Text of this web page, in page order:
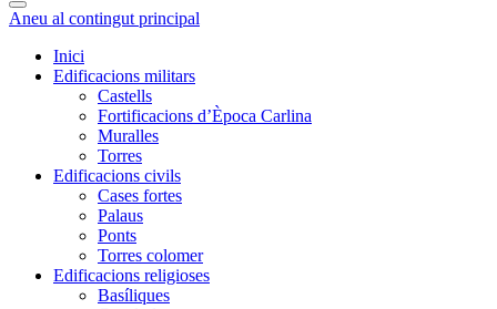
Aneu al contingut principal
Inici
Edificacions militars
Castells
Fortificacions d’Època Carlina
Muralles
Torres
Edificacions civils
Cases fortes
Palaus
Ponts
Torres colomer
Edificacions religioses
Basíliques